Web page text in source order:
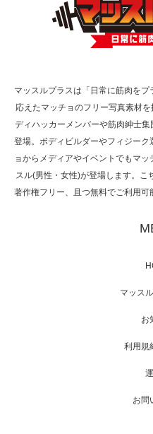
TOKYO FM
で紹介さ…
た（6/8放送
映画「メ
【TV】
マッスルプラスは「日常に筋肉を
応えたマッチョのフリー写真素材
ディハッカーメンバーや筋肉紳士
登場。ボディビルダーやフィジー
ョからメディアやイベントでもマ
スル(男性・女性)が登場します。こ
著作権フリー、且つ無料でご利用可
マッス
お
利用規
お問